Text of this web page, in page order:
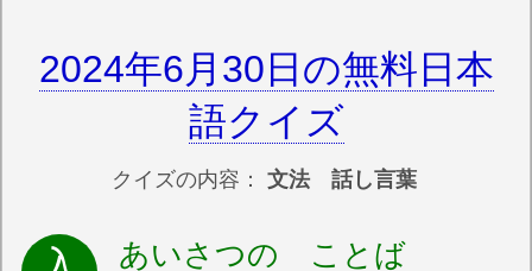
2024年6月30日の無料日本
語クイズ
クイズの内容： 文法 話し言葉
あいさつの ことば